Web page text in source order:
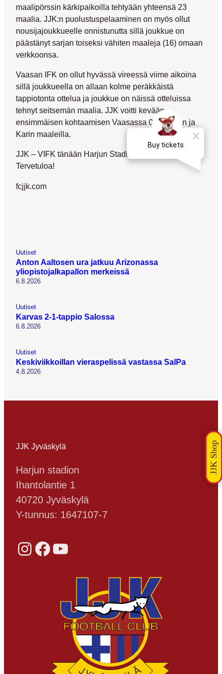
maalipörssin kärkipaikoilla tehtyään yhteensä 23
maalia. JJK:n puolustuspelaaminen on myös ollut
nousijajoukkueelle onnistunutta sillä joukkue on
päästänyt sarjan toiseksi vähiten maaleja (16) omaan
verkkoonsa.
Vaasan IFK on ollut hyvässä vireessä viime aikoina
sillä joukkueella on allaan kolme peräkkäistä
tappiotonta ottelua ja joukkue on näissä otteluissa
tehnyt seitsemän maalia. JJK voitti kevään
ensimmäisen kohtaamisen Vaasassa 0-2 Wusun ja
Karin maaleilla.
JJK – VIFK tänään Harjun Stadionilla klo 18.30 –
Tervetuloa!
fcjjk.com
Uutiset
Anton Aaltosen ura jatkuu Arizonassa
yliopistojalkapallon merkeissä
6.8.2026
Uutiset
Karvas 2-1-tappio Salossa
6.8.2026
Uutiset
Keskiviikkoillan vieraspelissä vastassa SalPa
4.8.2026
JJK Jyväskylä
Harjun stadion
Ihantolantie 1
40720 Jyväskylä
Y-tunnus: 1647107-7
Instagram Facebook YouTube